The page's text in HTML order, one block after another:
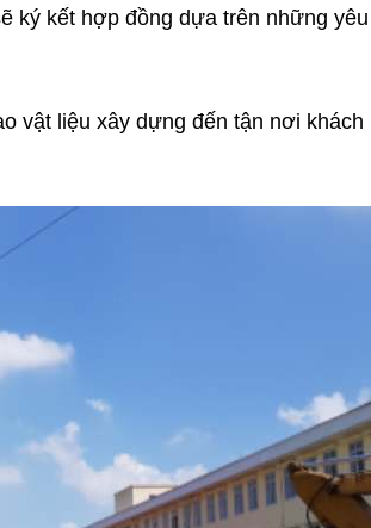
ký kết hợp đồng dựa trên những
vật liệu xây dựng đến tận nơi khách